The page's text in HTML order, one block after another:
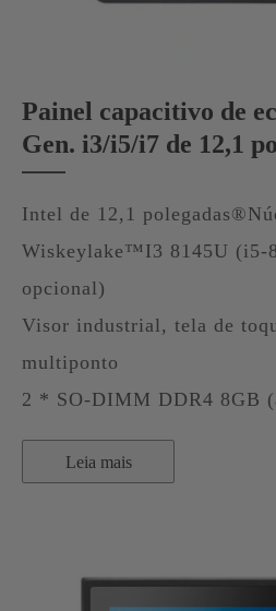
Painel capacitivo de
Gen. i3/i5/i7 de 12,1
Intel de 12,1
Wiskeylake™I3 8145U (i5-
opcional)
Visor industrial, tela de
multiponto
2 * SO-DIMM DDR4 8GB
Leia mais